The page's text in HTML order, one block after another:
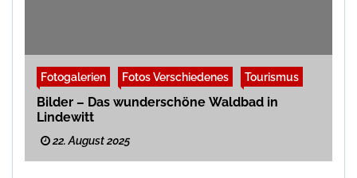
Fotogalerien Fotos Verschiedenes Tourismus
Bilder – Das wunderschöne Waldbad in
Lindewitt
22. August 2025